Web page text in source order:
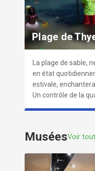
Le concept VandB :
composé d’une
spiritueux, doublé
dédié à la
dégustation
Plage de
La plage de sable,
en état
estivale,
Un contrôle de la
MuséesVoir tout